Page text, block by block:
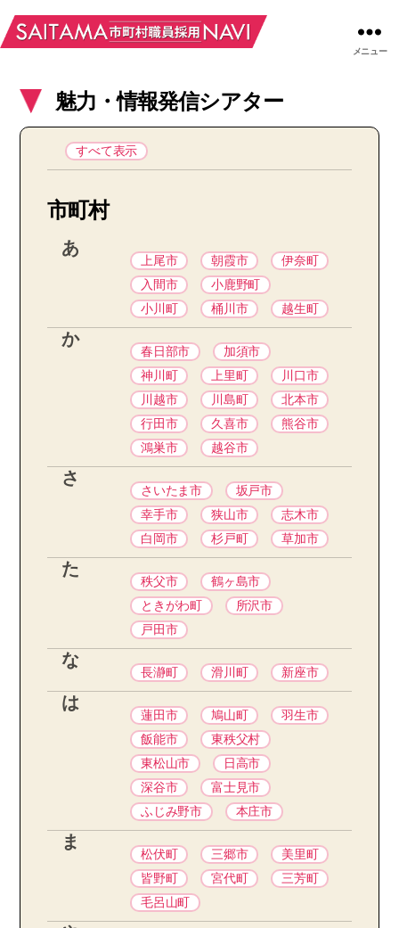
メニュー
魅力・情報発信シアター
すべて表示
市町村
あ
上尾市 朝霞市
伊奈町
入間市
小鹿野町
小川町
桶川市 越生町
か
春日部市
加須市
神川町
上里町
川口市
川越市
川島町
北本市
行田市
久喜市
熊谷市
鴻巣市
越谷市
さ
さいたま市
坂戸市
幸手市
狭山市
志木市
白岡市
杉戸町 草加市
た
秩父市
鶴ヶ島市
ときがわ町
所沢市
戸田市
な
長瀞町 滑川町 新座市
は
蓮田市 鳩山町
羽生市
飯能市
東秩父村
東松山市
日高市
深谷市
富士見市
ふじみ野市
本庄市
ま
松伏町 三郷市
美里町
皆野町
宮代町
三芳町
毛呂山町